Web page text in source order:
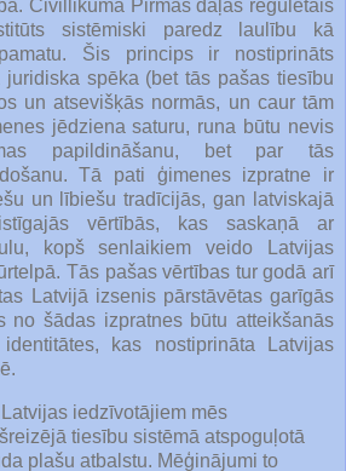
Civillikuma Pirmās daļas regulētais
sistēmiski paredz laulību kā
Šis princips ir nostiprināts
juridiska spēka (bet tās pašas tiesību
un atsevišķās normās, un caur tām
jēdziena saturu, runa būtu nevis
papildināšanu, bet par tās
Tā pati ģimenes izpratne ir
un lībiešu tradīcijās, gan latviskajā
vērtībās, kas saskaņā ar
kopš senlaikiem veido Latvijas
Tās pašas vērtības tur godā arī
Latvijā izsenis pārstāvētas garīgās
no šādas izpratnes būtu atteikšanās
kas nostiprināta Latvijas
iedzīvotājiem mēs
tiesību sistēmā atspoguļotā
plašu atbalstu. Mēģinājumi to